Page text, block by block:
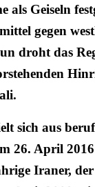
als Geiseln
gegen
droht das
sich aus
26. April 2016
Iraner, der